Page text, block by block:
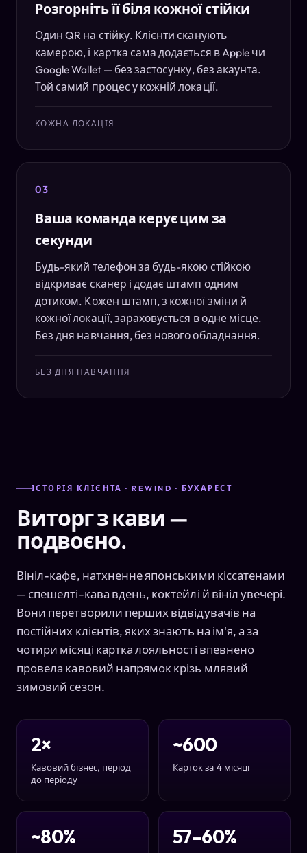
Розгорніть її біля кожної стійки
Один QR на стійку. Клієнти сканують
камерою, і картка сама додається в Apple чи
Google Wallet — без застосунку, без акаунта.
Той самий процес у кожній локації.
КОЖНА ЛОКАЦІЯ
03
Ваша команда керує цим за
секунди
Будь-який телефон за будь-якою стійкою
відкриває сканер і додає штамп одним
дотиком. Кожен штамп, з кожної зміни й
кожної локації, зараховується в одне місце.
Без дня навчання, без нового обладнання.
БЕЗ ДНЯ НАВЧАННЯ
ІСТОРІЯ КЛІЄНТА · REWIND · БУХАРЕСТ
Виторг з кави —
подвоєно.
Вініл-кафе, натхненне японськими кіссатенами
— спешелті-кава вдень, коктейлі й вініл увечері.
Вони перетворили перших відвідувачів на
постійних клієнтів, яких знають на ім'я, а за
чотири місяці картка лояльності впевнено
провела кавовий напрямок крізь млявий
зимовий сезон.
2×
Кавовий бізнес, період
до періоду
~600
Карток за 4 місяці
~80% 57–60%